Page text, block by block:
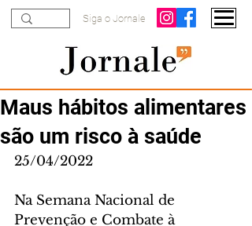
Siga o Jornale
Maus hábitos alimentares
são um risco à saúde
25/04/2022
Na Semana Nacional de
Prevenção e Combate à